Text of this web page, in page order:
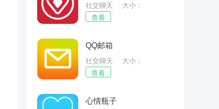
社交聊天
大小：
32.07MB
查看
QQ邮箱
社交聊天
大小：
107.01MB
查看
心情瓶子